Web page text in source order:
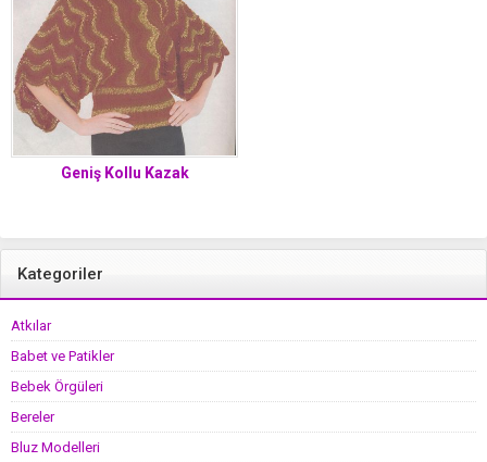
Geniş Kollu Kazak
Kategoriler
Atkılar
Babet ve Patikler
Bebek Örgüleri
Bereler
Bluz Modelleri